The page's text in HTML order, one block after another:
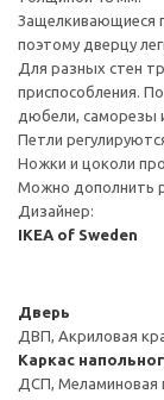
Защелкивающиеся
поэтому дверцу
Для разных стен
приспособления.
дюбели, саморезы
Петли
Ножки и цоколи
Можно дополнить
Дизайнер:
IKEA of Sweden
Дверь
ДВП, Акриловая
Каркас
ДСП, Меламиновая